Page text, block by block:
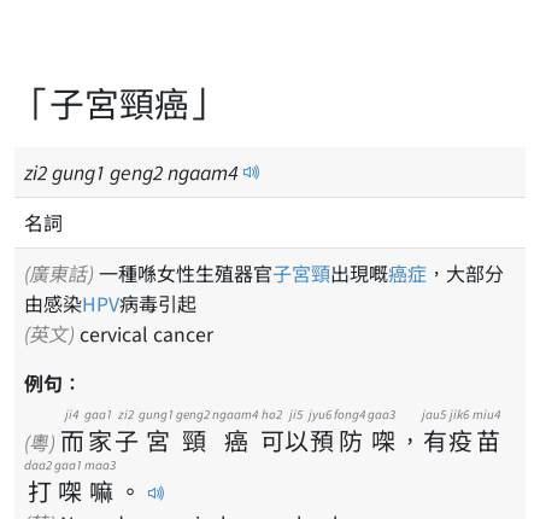
「子宮頸癌」
zi2gung1 geng2ngaam4
名詞
(廣東話) 一種喺女性生殖器官子宮頸出現嘅癌症 ，大部分
由感染HPV病毒引起
(英文) cervical cancer
例句：
(粵) 而
ji4
家
gaa1
子
zi2
宮
gung1
頸
geng2
癌
ngaam4
可
ho2
以
ji5
預
jyu6
防
fong4
㗎
gaa3
， 有
jau5
疫
jik6
苗
miu4
打
daa2
㗎
gaa1
嘛
maa3
。